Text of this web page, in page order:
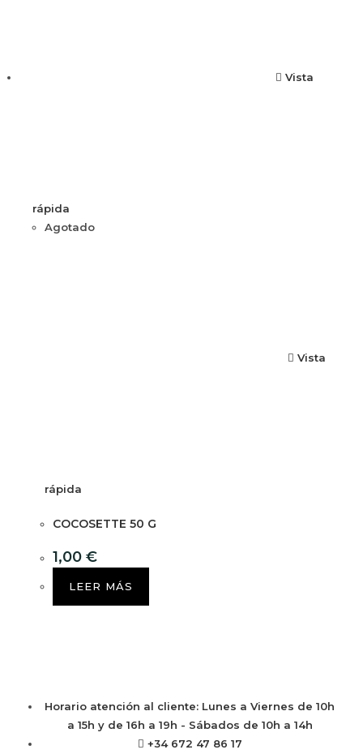
Vista
rápida
Agotado
Vista
rápida
COCOSETTE 50 G
1,00 €
LEER MÁS
Horario atención al cliente: Lunes a Viernes de 10h
a 15h y de 16h a 19h - Sábados de 10h a 14h
+34 672 47 86 17